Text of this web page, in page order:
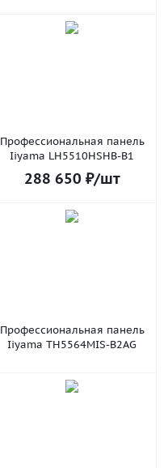
Профессиональная панель
Iiyama LH5510HSHB-B1
288 650 ₽/шт
Профессиональная панель
Iiyama TH5564MIS-B2AG